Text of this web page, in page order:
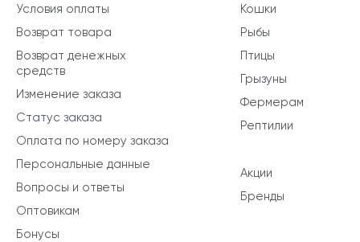
Кошки
Рыбы
Птицы
Грызуны
Фермерам
Рептилии
Акции
Бренды
Условия оплаты
Возврат товара
Возврат денежных
средств
Изменение заказа
Статус заказа
Оплата по номеру заказа
Персональные данные
Вопросы и ответы
Оптовикам
Бонусы